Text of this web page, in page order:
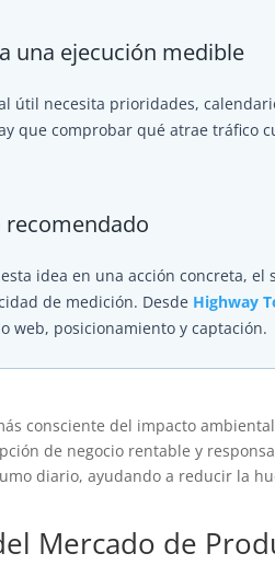
una ejecución medible
útil necesita prioridades,
que comprobar qué atrae tráfico
recomendado
idea en una acción concreta,
de medición. Desde Highway
web, posicionamiento y captación.
consciente del impacto
de negocio rentable y
diario, ayudando a reducir la
Mercado de